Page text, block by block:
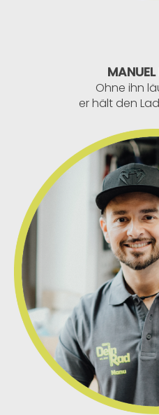
MANUEL
Ohne ihn
er hält den